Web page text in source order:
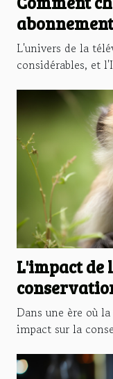
films et les
L'univers de la
considérables, et
L'impact de
Dans une ère où
impact sur la